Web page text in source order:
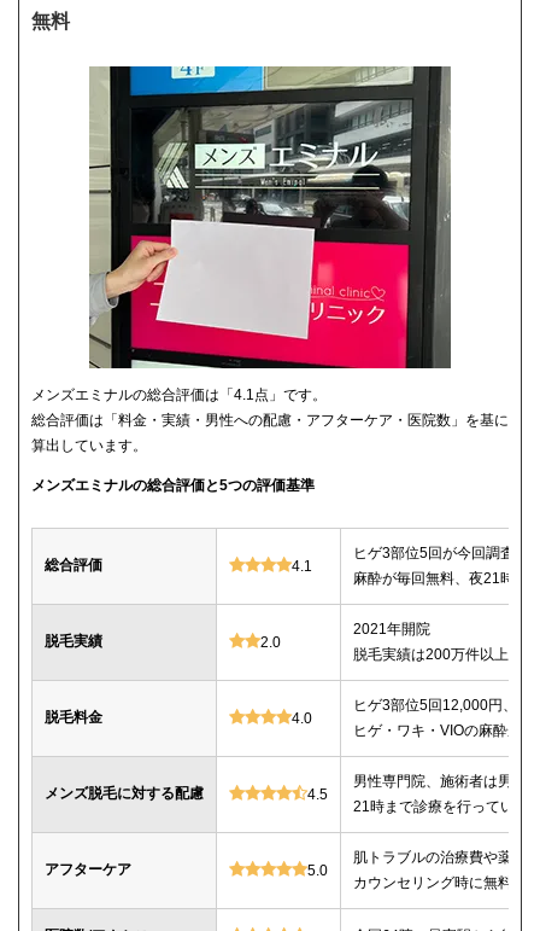
無料
メンズエミナルの総合評価は「4.1点」です。
総合評価は「料金・実績・男性への配慮・アフターケア・医院数」を基に
算出しています。
メンズエミナルの総合評価と5つの評価基準
総合評価 4.1
ヒゲ3部位5回が今回調査し
麻酔が毎回無料、夜21時ま
脱毛実績 2.0
2021年開院
脱毛実績は200万件以上
脱毛料金 4.0
ヒゲ3部位5回12,000円、ヒ
ヒゲ・ワキ・VIOの麻酔が
メンズ脱毛に対する配慮 4.5
男性専門院、施術者は男性
21時まで診療を行っている
アフターケア 5.0
肌トラブルの治療費や薬代
カウンセリング時に無料で